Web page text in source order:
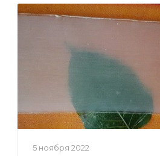
5 ноября 2022